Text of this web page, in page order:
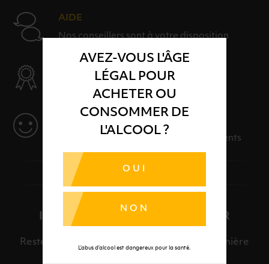
AVEZ-VOUS L'ÂGE
LÉGAL POUR
ACHETER OU
CONSOMMER DE
L'ALCOOL ?
OUI
NON
L’abus d’alcool est dangereux pour la santé.
AIDE
Nos conseillers sont à votre disposition
SÉLECTION & QUALITÉ
Des produits sélectionnés avec soins
Des solutions adaptées à vos événements
INSCRIPTION À LA NEWSLETTER
Restez informé et découvrez en avant-première